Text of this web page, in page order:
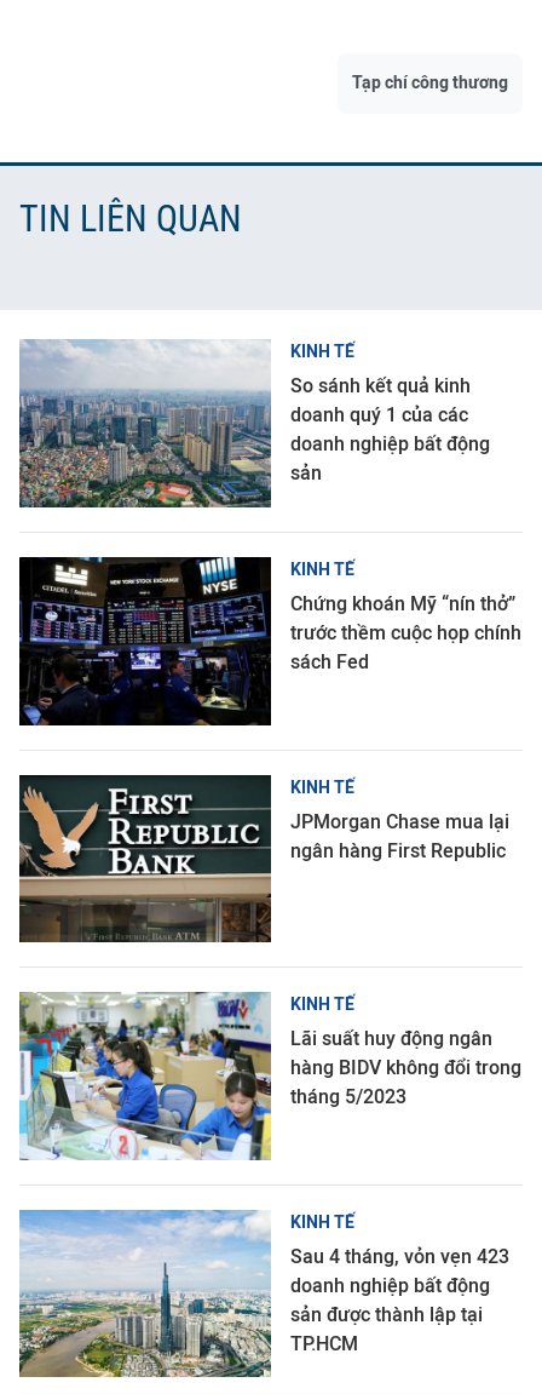
Tạp chí công thương
TIN LIÊN QUAN
KINH TẾ
So sánh kết quả kinh
doanh quý 1 của các
doanh nghiệp bất động
sản
KINH TẾ
Chứng khoán Mỹ “nín thở”
trước thềm cuộc họp chính
sách Fed
KINH TẾ
JPMorgan Chase mua lại
ngân hàng First Republic
KINH TẾ
Lãi suất huy động ngân
hàng BIDV không đổi trong
tháng 5/2023
KINH TẾ
Sau 4 tháng, vỏn vẹn 423
doanh nghiệp bất động
sản được thành lập tại
TP.HCM